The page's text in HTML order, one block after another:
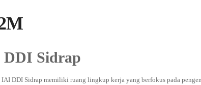
Sidrap
DDI Sidrap memiliki ruang lingkup kerja yang berfokus pada